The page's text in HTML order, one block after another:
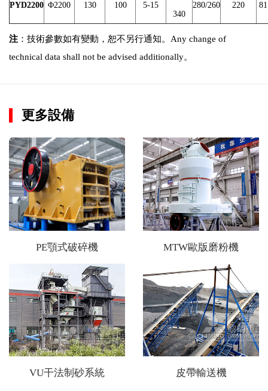
PYD2200 Φ2200 130 100 5-15
340
280/260 220
注 ：技術參數如有變動，恕不另行通知。Any change of
technical data shall not be advised additionally。
更多設備
PE顎式破碎機 MTW歐版磨粉機
VU干法制砂系統 皮帶輸送機